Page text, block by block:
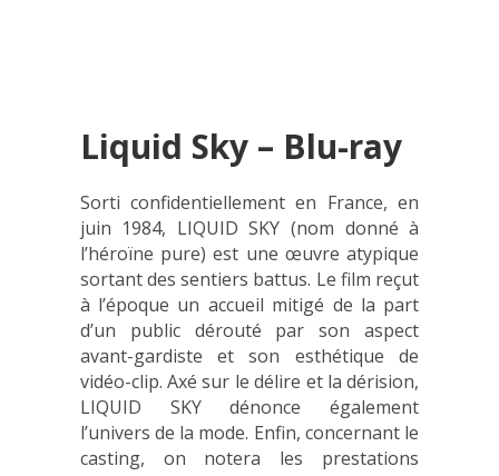
Liquid Sky – Blu-ray
Sorti confidentiellement en France, en
juin 1984, LIQUID SKY (nom donné à
l’héroïne pure) est une œuvre atypique
sortant des sentiers battus. Le film reçut
à l’époque un accueil mitigé de la part
d’un public dérouté par son aspect
avant-gardiste et son esthétique de
vidéo-clip. Axé sur le délire et la dérision,
LIQUID SKY dénonce également
l’univers de la mode. Enfin, concernant le
casting, on notera les prestations